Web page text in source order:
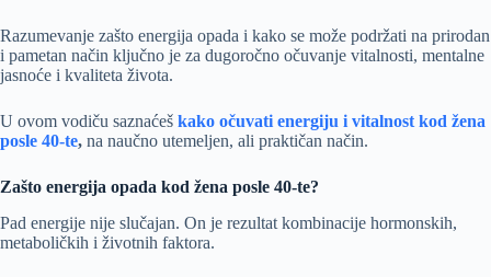
Razumevanje zašto energija opada i kako se može podržati na prirodan
i pametan način ključno je za dugoročno očuvanje vitalnosti, mentalne
jasnoće i kvaliteta života.
U ovom vodiču saznaćeš kako očuvati energiju i vitalnost kod žena
posle 40-te, na naučno utemeljen, ali praktičan način.
Zašto energija opada kod žena posle 40-te?
Pad energije nije slučajan. On je rezultat kombinacije hormonskih,
metaboličkih i životnih faktora.